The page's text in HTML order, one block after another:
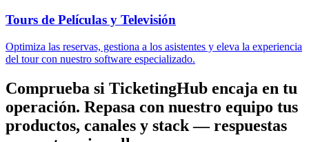
Tours de Películas y Televisión
Optimiza las reservas, gestiona a los asistentes y eleva la experiencia
del tour con nuestro software especializado.
Comprueba si TicketingHub encaja en tu
operación. Repasa con nuestro equipo tus
productos, canales y stack — respuestas